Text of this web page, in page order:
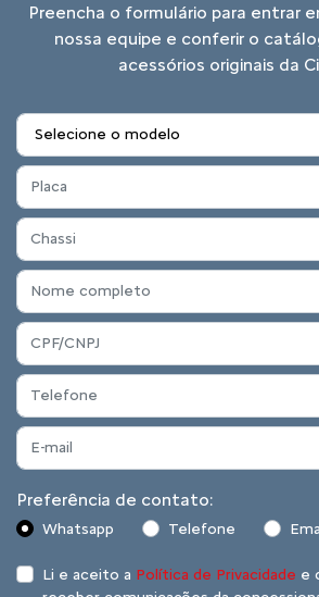
Preencha o formulário para entrar
nossa equipe e conferir o
acessórios originais da
Preferência de contato:
Whatsapp Telefone
Li e aceito a Política de Privacidade e